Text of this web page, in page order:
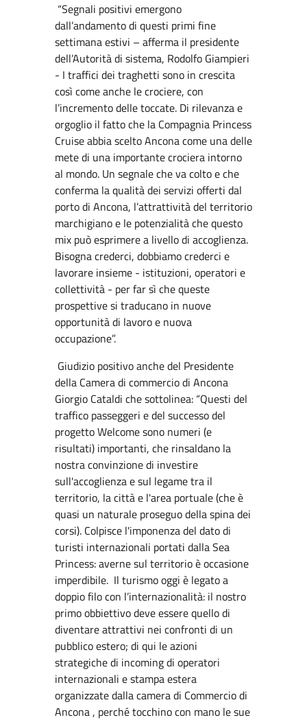
“Segnali positivi emergono
dall’andamento di questi primi fine
settimana estivi – afferma il presidente
dell’Autorità di sistema, Rodolfo Giampieri
- I traffici dei traghetti sono in crescita
così come anche le crociere, con
l’incremento delle toccate. Di rilevanza e
orgoglio il fatto che la Compagnia Princess
Cruise abbia scelto Ancona come una delle
mete di una importante crociera intorno
al mondo. Un segnale che va colto e che
conferma la qualità dei servizi offerti dal
porto di Ancona, l’attrattività del territorio
marchigiano e le potenzialità che questo
mix può esprimere a livello di accoglienza.
Bisogna crederci, dobbiamo crederci e
lavorare insieme - istituzioni, operatori e
collettività - per far sì che queste
prospettive si traducano in nuove
opportunità di lavoro e nuova
occupazione”.
Giudizio positivo anche del Presidente
della Camera di commercio di Ancona
Giorgio Cataldi che sottolinea: “Questi del
traffico passeggeri e del successo del
progetto Welcome sono numeri (e
risultati) importanti, che rinsaldano la
nostra convinzione di investire
sull'accoglienza e sul legame tra il
territorio, la città e l'area portuale (che è
quasi un naturale proseguo della spina dei
corsi). Colpisce l'imponenza del dato di
turisti internazionali portati dalla Sea
Princess: averne sul territorio è occasione
imperdibile. Il turismo oggi è legato a
doppio filo con l’internazionalità: il nostro
primo obbiettivo deve essere quello di
diventare attrattivi nei confronti di un
pubblico estero; di qui le azioni
strategiche di incoming di operatori
internazionali e stampa estera
organizzate dalla camera di Commercio di
Ancona , perché tocchino con mano le sue